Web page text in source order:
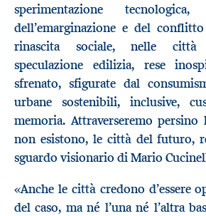
sperimentazione
dell’emarginazione e del
rinascita sociale, nelle città
speculazione edilizia, rese
sfrenato, sfigurate dal
urbane sostenibili, inclusive,
memoria. Attraverseremo
non esistono, le città del futuro,
sguardo visionario di Mario
«Anche le città credono d’essere
del caso, ma né l’una né l’altra